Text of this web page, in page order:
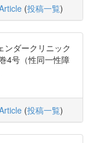
(投稿一覧)
ンダークリニック
4号（性同一性障
(投稿一覧)